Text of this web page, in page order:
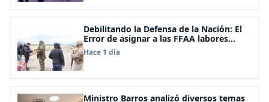
Debilitando la Defensa de la Nación: El
Error de asignar a las FFAA labores
policiales
Hace 1 día
Ministro Barros analizó diversos temas